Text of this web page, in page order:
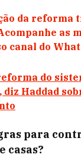
da reforma
as
canal do
do
diz Haddad
para
casas?